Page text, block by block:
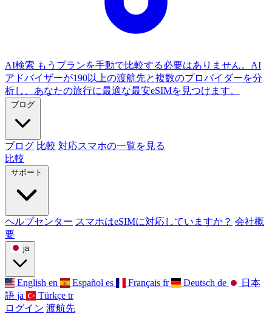
AI検索 もうプランを手動で比較する必要はありません。AI
アドバイザーが190以上の渡航先と複数のプロバイダーを分
析し、あなたの旅行に最適な最安eSIMを見つけます。
ブログ
ブログ 比較 対応スマホの一覧を見る
比較
サポート
ヘルプセンター スマホはeSIMに対応していますか？ 会社概
要
ja
English en Español es Français fr Deutsch de
日本
語 ja Türkçe tr
ログイン 渡航先